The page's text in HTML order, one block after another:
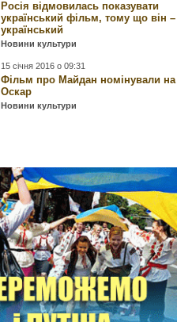
Росія відмовилась показувати
український фільм, тому що він –
український
Новини культури
15 січня 2016 о 09:31
Фільм про Майдан номінували на
Оскар
Новини культури